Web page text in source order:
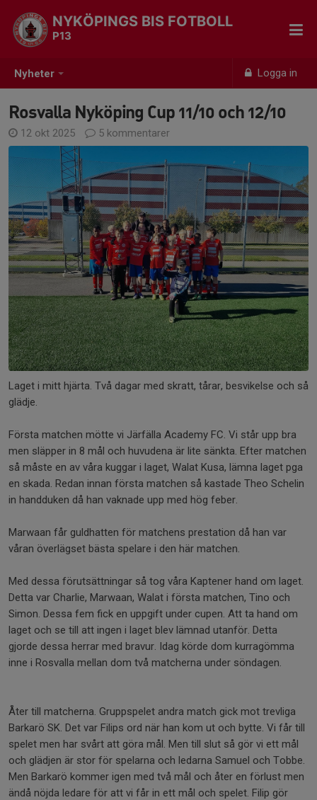
Nyheter Logga in
NYKÖPINGS BIS FOTBOLL
P13
Rosvalla Nyköping Cup 11/10 och 12/10
12 okt 2025 5 kommentarer
Laget i mitt hjärta. Två dagar med skratt, tårar, besvikelse och så
glädje.
Första matchen mötte vi Järfälla Academy FC. Vi står upp bra
men släpper in 8 mål och huvudena är lite sänkta. Efter matchen
så måste en av våra kuggar i laget, Walat Kusa, lämna laget pga
en skada. Redan innan första matchen så kastade Theo Schelin
in handduken då han vaknade upp med hög feber.
Marwaan får guldhatten för matchens prestation då han var
våran överlägset bästa spelare i den här matchen.
Med dessa förutsättningar så tog våra Kaptener hand om laget.
Detta var Charlie, Marwaan, Walat i första matchen, Tino och
Simon. Dessa fem fick en uppgift under cupen. Att ta hand om
laget och se till att ingen i laget blev lämnad utanför. Detta
gjorde dessa herrar med bravur. Idag körde dom kurragömma
inne i Rosvalla mellan dom två matcherna under söndagen.
Åter till matcherna. Gruppspelet andra match gick mot trevliga
Barkarö SK. Det var Filips ord när han kom ut och bytte. Vi får till
spelet men har svårt att göra mål. Men till slut så gör vi ett mål
och glädjen är stor för spelarna och ledarna Samuel och Tobbe.
Men Barkarö kommer igen med två mål och åter en förlust men
ändå nöjda ledare för att vi får in ett mål och spelet. Filip gör